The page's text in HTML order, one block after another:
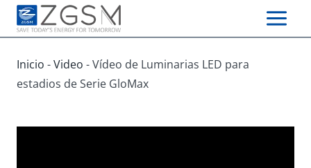
Skip
Inicio -Video -Vídeo de Luminarias LED para
estadios de Serie GloMax